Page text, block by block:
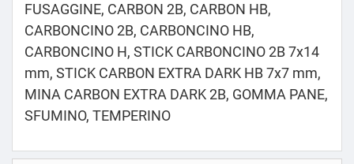
FUSAGGINE, CARBON 2B, CARBON HB,
CARBONCINO 2B, CARBONCINO HB,
CARBONCINO H, STICK CARBONCINO 2B 7x14
mm, STICK CARBON EXTRA DARK HB 7x7 mm,
MINA CARBON EXTRA DARK 2B, GOMMA PANE,
SFUMINO, TEMPERINO